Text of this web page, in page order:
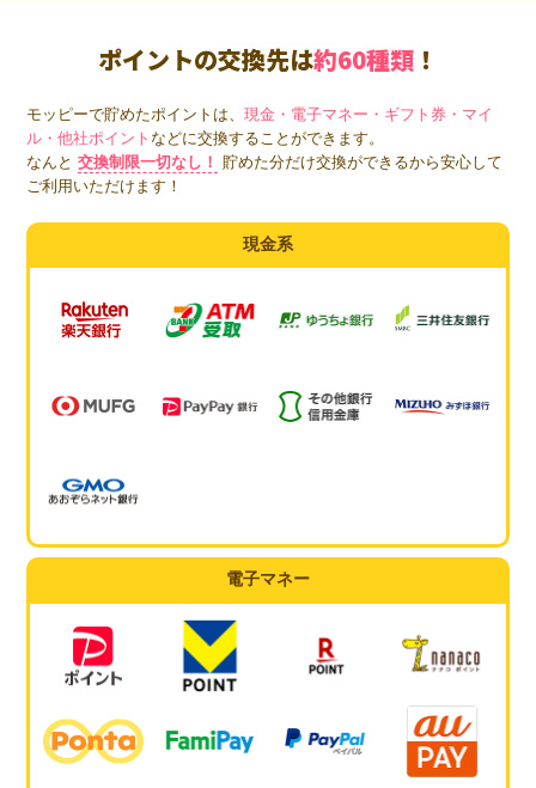
ポイントの交換先は約60種類 ！
モッピーで貯めたポイントは、現金・電子マネー・ギフト券・マイ
ル・他社ポイントなどに交換することができます。
なんと 交換制限一切なし！
貯めた分だけ交換ができるから安心して
ご利用いただけます！
現金系
電子マネー